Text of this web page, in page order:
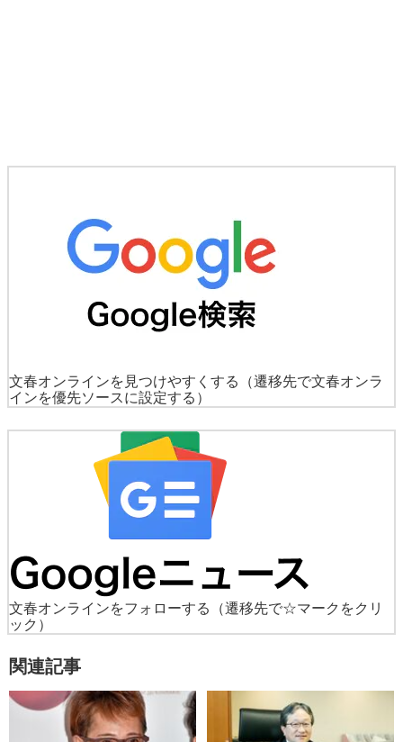
文春オンラインを見つけやすくする
（遷移先で文春オンラ
インを優先ソースに設定する）
文春オンラインをフォローする
（遷移先で☆マークをクリ
ック）
関連記事